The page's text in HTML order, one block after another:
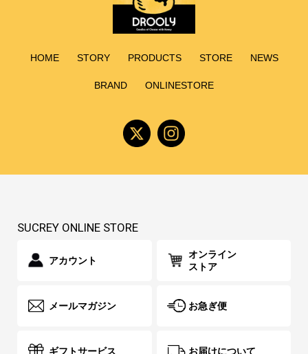
HOME STORY PRODUCTS STORE NEWS
BRAND ONLINESTORE
SUCREY ONLINE STORE
アカウント
オンライン
ストア
メールマガジン お急ぎ便
ギフトサービス お届けについて